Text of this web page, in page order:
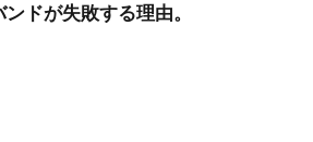
ドが失敗する理由。